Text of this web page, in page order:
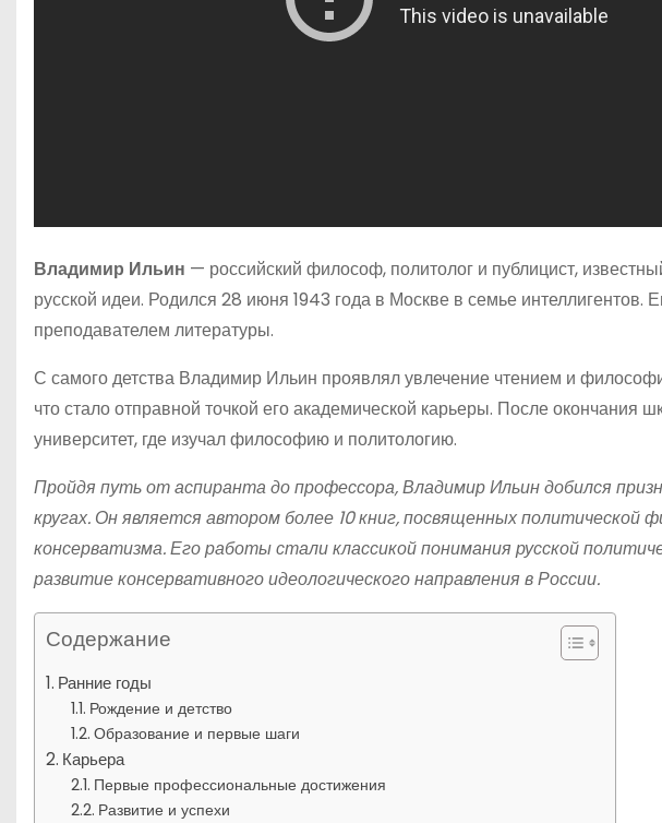
Владимир Ильин — российский философ, политолог и публицист,
русской идеи. Родился 28 июня 1943 года в Москве в семье интеллигентов.
преподавателем литературы.
С самого детства Владимир Ильин проявлял увлечение чтением и
что стало отправной точкой его академической карьеры. После окончания
университет, где изучал философию и политологию.
Пройдя путь от аспиранта до профессора, Владимир Ильин добился
кругах. Он является автором более 10 книг, посвященных политической
консерватизма. Его работы стали классикой понимания русской
развитие консервативного идеологического направления в России.
Содержание
Ранние годы
Рождение и детство
Образование и первые шаги
Карьера
Первые профессиональные достижения
Развитие и успехи